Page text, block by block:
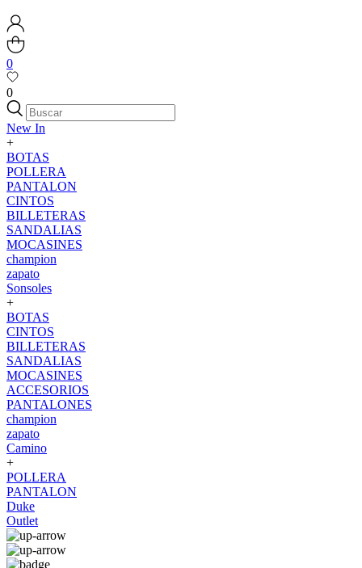
0
0
New In
+
BOTAS
POLLERA
PANTALON
CINTOS
BILLETERAS
SANDALIAS
MOCASINES
champion
zapato
Sonsoles
+
BOTAS
CINTOS
BILLETERAS
SANDALIAS
MOCASINES
ACCESORIOS
PANTALONES
champion
zapato
Camino
+
POLLERA
PANTALON
Duke
Outlet